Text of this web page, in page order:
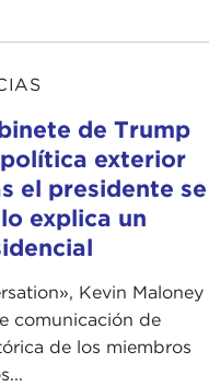
de Trump
exterior
el presidente se
explica un
Kevin Maloney
comunicación de
de los miembros